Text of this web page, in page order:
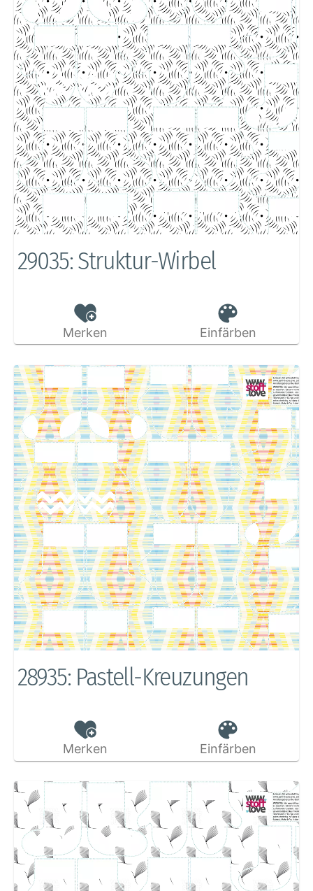
29035: Struktur-Wirbel
Merken Einfärben
28935: Pastell-Kreuzungen
Merken Einfärben